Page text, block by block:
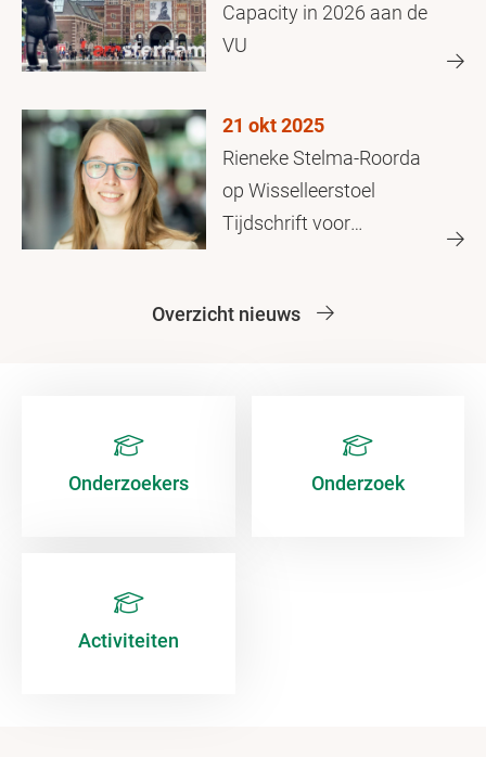
Capacity in 2026 aan de
VU
21 okt 2025
Rieneke Stelma-Roorda
op Wisselleerstoel
Tijdschrift voor
Overzicht nieuws
Onderzoekers Onderzoek
Activiteiten